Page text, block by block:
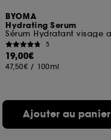
BYOMA
Hydrating Serum
5
19,00€
47,50€ / 100ml
Ajouter au panier